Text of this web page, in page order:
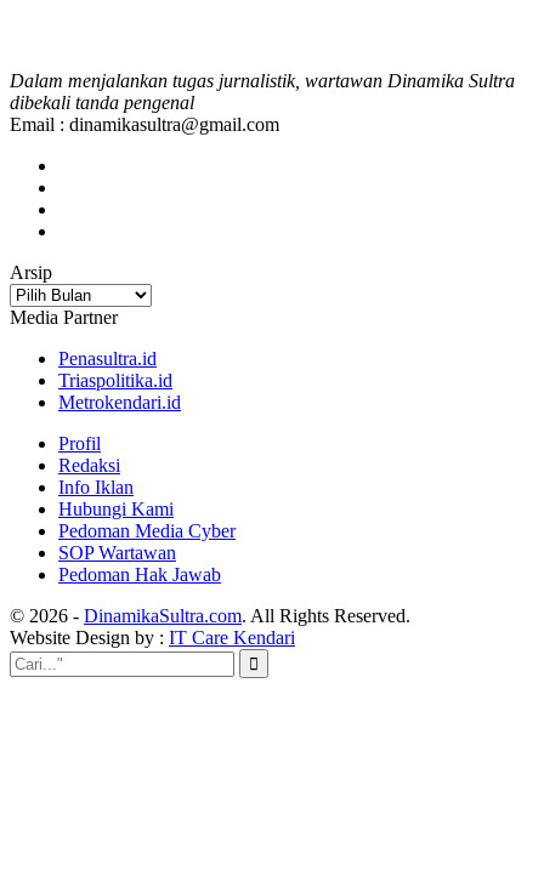
Dalam menjalankan tugas jurnalistik, wartawan Dinamika Sultra
dibekali tanda pengenal
Email : dinamikasultra@gmail.com
Arsip
Arsip
Media Partner
Penasultra.id
Triaspolitika.id
Metrokendari.id
Profil
Redaksi
Info Iklan
Hubungi Kami
Pedoman Media Cyber
SOP Wartawan
Pedoman Hak Jawab
© 2026 - DinamikaSultra.com. All Rights Reserved.
Website Design by : IT Care Kendari